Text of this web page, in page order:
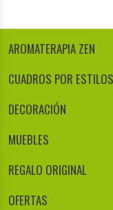
AROMATERAPIA ZEN
CUADROS POR ESTILOS
DECORACIÓN
MUEBLES
REGALO ORIGINAL
OFERTAS